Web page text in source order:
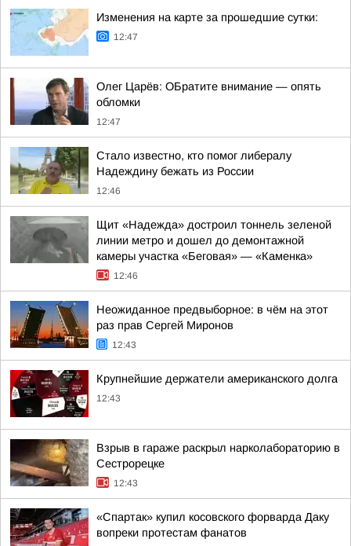
Изменения на карте за прошедшие сутки:
12:47
Олег Царёв: ОБратите внимание — опять
обломки
12:47
Стало известно, кто помог либералу
Надеждину бежать из России
12:46
Щит «Надежда» достроил тоннель зеленой
линии метро и дошел до демонтажной
камеры участка «Беговая» — «Каменка»
12:46
Неожиданное предвыборное: в чём на этот
раз прав Сергей Миронов
12:43
Крупнейшие держатели американского долга
12:43
Взрыв в гараже раскрыл нарколабораторию в
Сестрорецке
12:43
«Спартак» купил косовского форварда Даку
вопреки протестам фанатов